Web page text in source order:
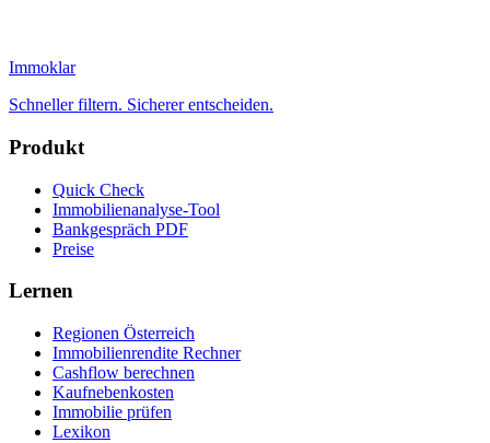
Immoklar
Schneller filtern. Sicherer entscheiden.
Produkt
Quick Check
Immobilienanalyse-Tool
Bankgespräch PDF
Preise
Lernen
Regionen Österreich
Immobilienrendite Rechner
Cashflow berechnen
Kaufnebenkosten
Immobilie prüfen
Lexikon